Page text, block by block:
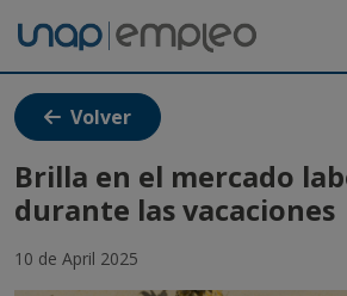
Crea
Volver
Brilla en el mercado
durante las vacaciones
10 de April 2025